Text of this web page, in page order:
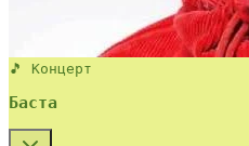
🎵 Концерт
Баста